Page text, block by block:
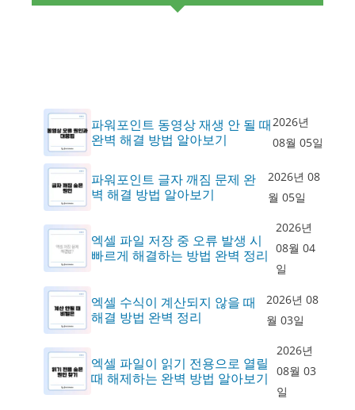
파워포인트 동영상 재생 안 될 때
완벽 해결 방법 알아보기
2026년
08월 05일
파워포인트 글자 깨짐 문제 완
벽 해결 방법 알아보기
2026년 08
월 05일
엑셀 파일 저장 중 오류 발생 시
빠르게 해결하는 방법 완벽 정리
2026년
08월 04
일
엑셀 수식이 계산되지 않을 때
해결 방법 완벽 정리
2026년 08
월 03일
엑셀 파일이 읽기 전용으로 열릴
때 해제하는 완벽 방법 알아보기
2026년
08월 03
일